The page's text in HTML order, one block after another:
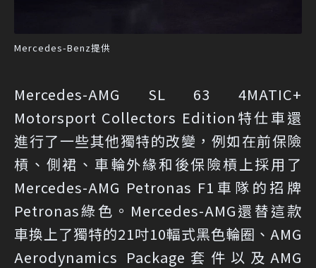
Mercedes-Benz提供
Mercedes-AMG SL 63 4MATIC+
Motorsport Collectors Edition特仕車還
進行了一些其他獨特的改變，例如在前保險
槓、側裙、車輪外緣和後保險槓上採用了
Mercedes-AMG Petronas F1車隊的招牌
Petronas綠色。Mercedes-AMG還替這款
車換上了獨特的21吋10輻式黑色輪圈、AMG
Aerodynamics Package套件以及AMG